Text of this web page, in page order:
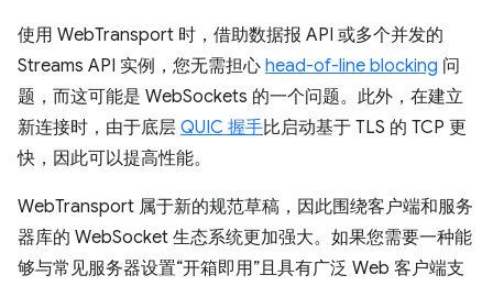
使用 WebTransport 时，借助数据报 API 或多个并发的
Streams API 实例，您无需担心 head-of-line blocking 问
题，而这可能是 WebSockets 的一个问题。此外，在建立
新连接时，由于底层 QUIC 握手比启动基于 TLS 的 TCP 更
快，因此可以提高性能。
WebTransport 属于新的规范草稿，因此围绕客户端和服务
器库的 WebSocket 生态系统更加强大。如果您需要一种能
够与常见服务器设置“开箱即用”且具有广泛 Web 客户端支